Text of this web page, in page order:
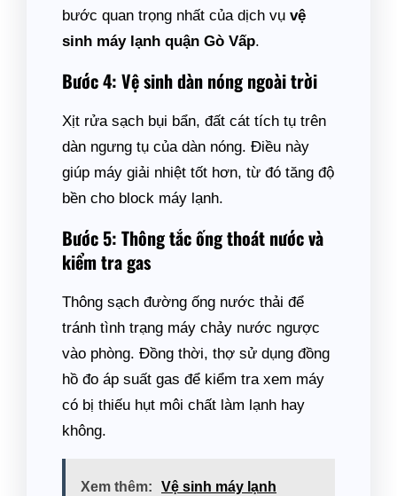
bước quan trọng nhất của dịch vụ vệ
sinh máy lạnh quận Gò Vấp.
Bước 4: Vệ sinh dàn nóng ngoài trời
Xịt rửa sạch bụi bẩn, đất cát tích tụ trên
dàn ngưng tụ của dàn nóng. Điều này
giúp máy giải nhiệt tốt hơn, từ đó tăng độ
bền cho block máy lạnh.
Bước 5: Thông tắc ống thoát nước và
kiểm tra gas
Thông sạch đường ống nước thải để
tránh tình trạng máy chảy nước ngược
vào phòng. Đồng thời, thợ sử dụng đồng
hồ đo áp suất gas để kiểm tra xem máy
có bị thiếu hụt môi chất làm lạnh hay
không.
Xem thêm:
Vệ sinh máy lạnh